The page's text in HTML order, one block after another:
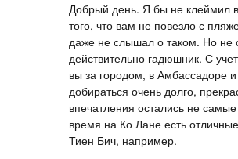
Добрый день. Я бы не клеймил
того, что вам не повезло с
даже не слышал о таком. Но не
действительно гадюшник. С
вы за городом, в Амбассадоре
добираться очень долго,
впечатления остались не
время на Ко Лане есть
Тиен Бич, например.